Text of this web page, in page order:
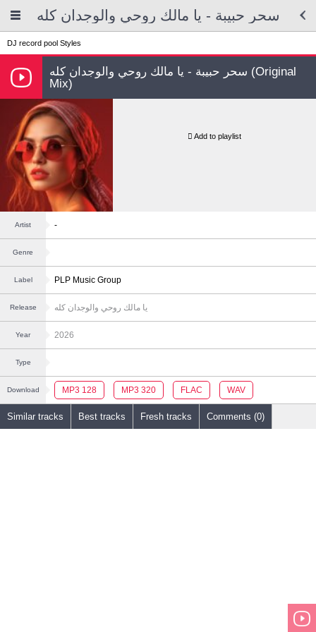
سحر حبيبة - يا مالك روحي والوجدان كله
DJ record pool Styles
سحر حبيبة - يا مالك روحي والوجدان كله (Original
Mix)
Add to playlist
Artist -
Genre
Label PLP Music Group
Release يا مالك روحي والوجدان كله
Year 2026
Type
Download MP3 128 MP3 320 FLAC WAV
Similar tracks Best tracks Fresh tracks Comments (0)